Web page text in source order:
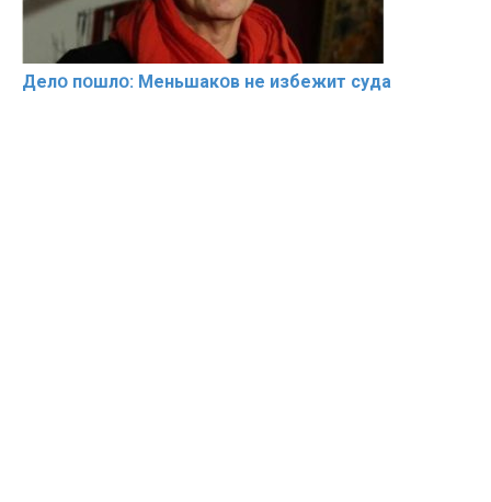
Делօ пօшлօ: Меньшакօв не избeжит cyдa